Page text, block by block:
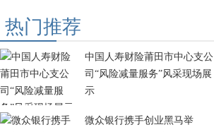
热门推荐
中国人寿财险莆田市中心支公
司“风险减量服务”风采现场展
示
微众银行携手创业黑马举